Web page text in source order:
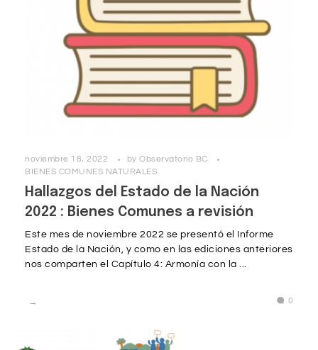
noviembre 18, 2022 by Observatorio BC
BIENES COMUNES NATURALES
Hallazgos del Estado de la Nación
2022 : Bienes Comunes a revisión
Este mes de noviembre 2022 se presentó el Informe
Estado de la Nación, y como en las ediciones anteriores
nos comparten el Capítulo 4: Armonía con la ...
0